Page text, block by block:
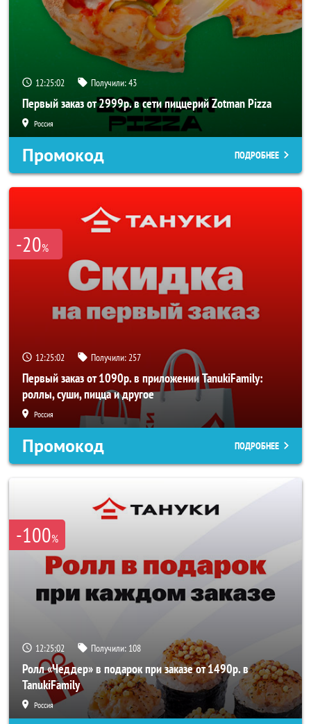
12:25:01 Получили:43
Первый заказ от 2999р. в сети пиццерий Zotman Pizza
Россия
Промокод ПОДРОБНЕЕ
-20%
12:25:01 Получили:257
Первый заказ от 1090р. в приложении TanukiFamily:
роллы, суши, пицца и другое
Россия
Промокод ПОДРОБНЕЕ
-100%
12:25:01 Получили: 108
Ролл «Чеддер» в подарок при заказе от 1490р. в
TanukiFamily
Россия